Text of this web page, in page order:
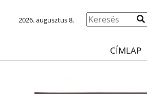
2026. augusztus 8.
CÍMLAP